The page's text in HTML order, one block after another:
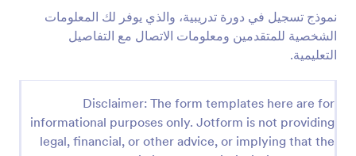
نموذج تسجيل في دورة تدريبية، والذي يوفر لك المعلومات
الشخصية للمتقدمين ومعلومات الاتصال مع التفاصيل
التعليمية.
Disclaimer: The form templates here are for
informational purposes only. Jotform is not providing
legal, financial, or other advice, or implying that the
معاينة